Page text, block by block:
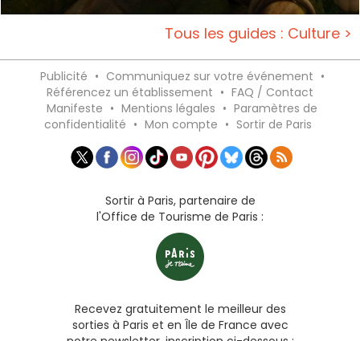
Tous les guides : Culture >
Publicité • Communiquez sur votre événement •
Référencez un établissement • FAQ / Contact
Manifeste • Mentions légales • Paramètres de
confidentialité • Mon compte • Sortir de Paris
Sortir à Paris, partenaire de
l'Office de Tourisme de Paris :
Recevez gratuitement le meilleur des
sorties à Paris et en Île de France avec